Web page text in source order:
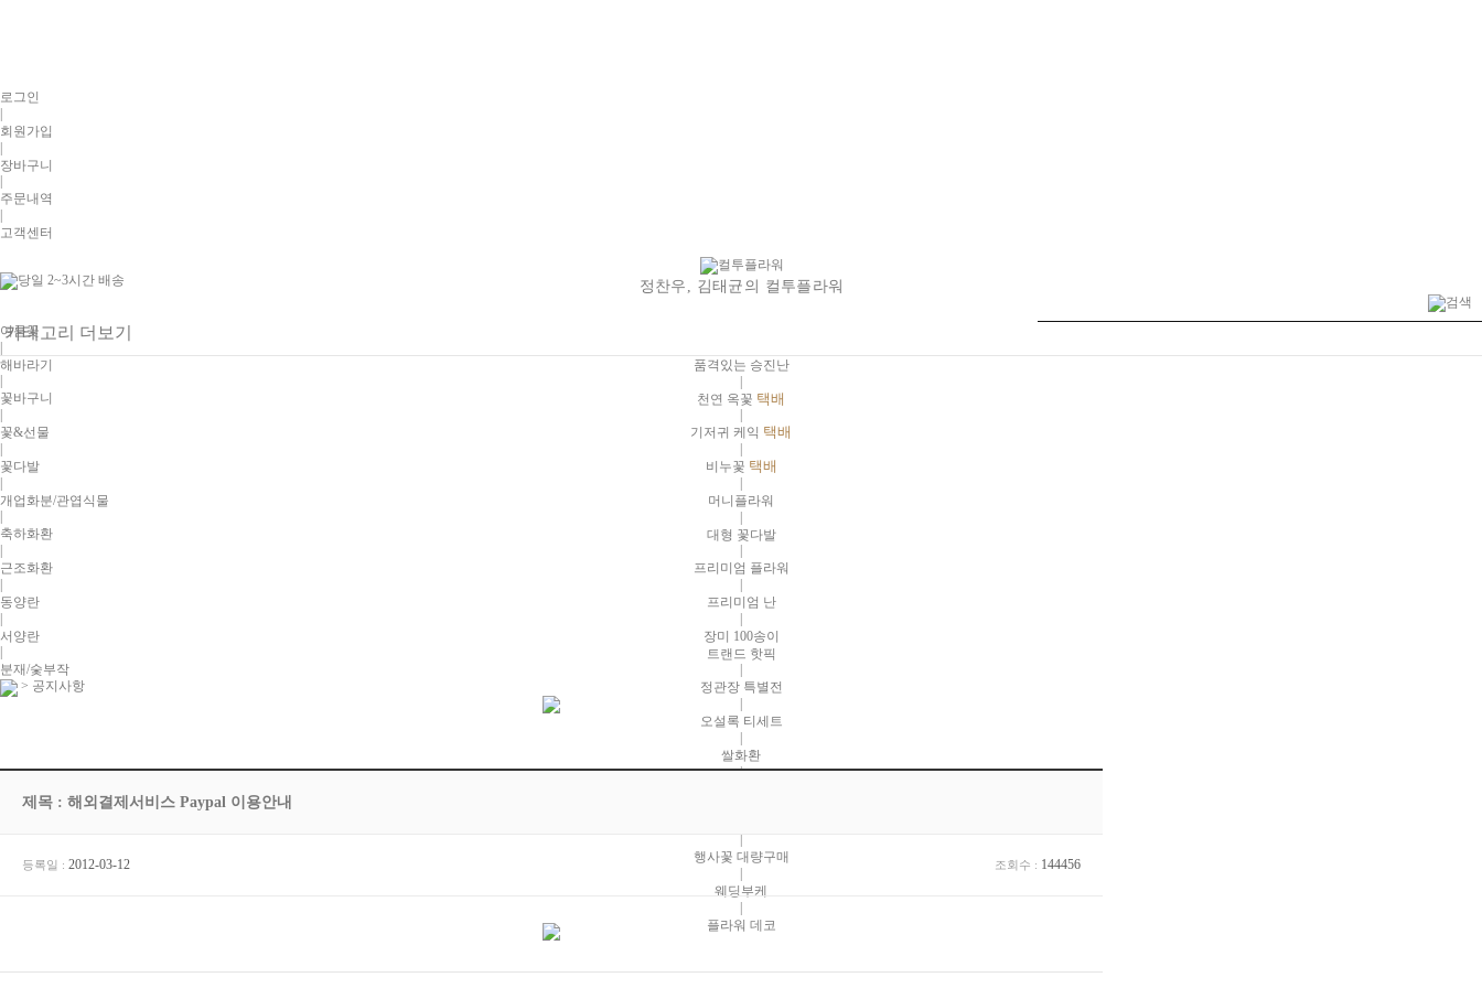
로그인
|
회원가입
|
장바구니
주문내역
고객센터
정찬우, 김태균의 컬투플라워
카테고리 더보기
품격있는 승진난
|
천연 옥꽃 택배
기저귀 케익 택배
비누꽃 택배
|
머니플라워
|
대형 꽃다발
프리미엄 플라워
프리미엄 난
|
장미 100송이
트랜드 핫픽
정관장 특별전
오설록 티세트
|
쌀화환
|
|
행사꽃 대량구매
|
웨딩부케
|
플라워 데코
여름꽃
|
해바라기
꽃바구니
꽃&선물
|
꽃다발
|
개업화분/관엽식물
축하화환
근조화환
|
동양란
|
서양란
분재/숯부작
> 공지사항
제목 : 해외결제서비스 Paypal 이용안내
등록일 : 2012-03-12 조회수 : 144456